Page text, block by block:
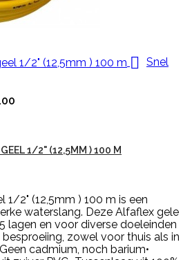
 Snel
1/2" (12,5MM ) 100 M
1/2" (12,5mm ) 100 m is een
waterslang. Deze Alfaflex gele
lagen en voor diverse doeleinden
zowel voor thuis als in
cadmium, noch barium•